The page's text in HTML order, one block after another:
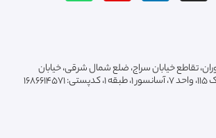
تقاطع خیابان سراج، ضلع شمال شرقی، خیابان